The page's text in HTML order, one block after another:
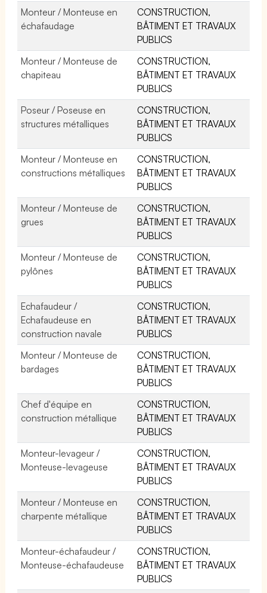
Monteur / Monteuse en
échafaudage
CONSTRUCTION,
BÂTIMENT ET TRAVAUX
PUBLICS
Monteur / Monteuse de
chapiteau
CONSTRUCTION,
BÂTIMENT ET TRAVAUX
PUBLICS
Poseur / Poseuse en
structures métalliques
CONSTRUCTION,
BÂTIMENT ET TRAVAUX
PUBLICS
Monteur / Monteuse en
constructions métalliques
CONSTRUCTION,
BÂTIMENT ET TRAVAUX
PUBLICS
Monteur / Monteuse de
grues
CONSTRUCTION,
BÂTIMENT ET TRAVAUX
PUBLICS
Monteur / Monteuse de
pylônes
CONSTRUCTION,
BÂTIMENT ET TRAVAUX
PUBLICS
Echafaudeur /
Echafaudeuse en
construction navale
CONSTRUCTION,
BÂTIMENT ET TRAVAUX
PUBLICS
Monteur / Monteuse de
bardages
CONSTRUCTION,
BÂTIMENT ET TRAVAUX
PUBLICS
Chef d'équipe en
construction métallique
CONSTRUCTION,
BÂTIMENT ET TRAVAUX
PUBLICS
Monteur-levageur /
Monteuse-levageuse
CONSTRUCTION,
BÂTIMENT ET TRAVAUX
PUBLICS
Monteur / Monteuse en
charpente métallique
CONSTRUCTION,
BÂTIMENT ET TRAVAUX
PUBLICS
Monteur-échafaudeur /
Monteuse-échafaudeuse
CONSTRUCTION,
BÂTIMENT ET TRAVAUX
PUBLICS